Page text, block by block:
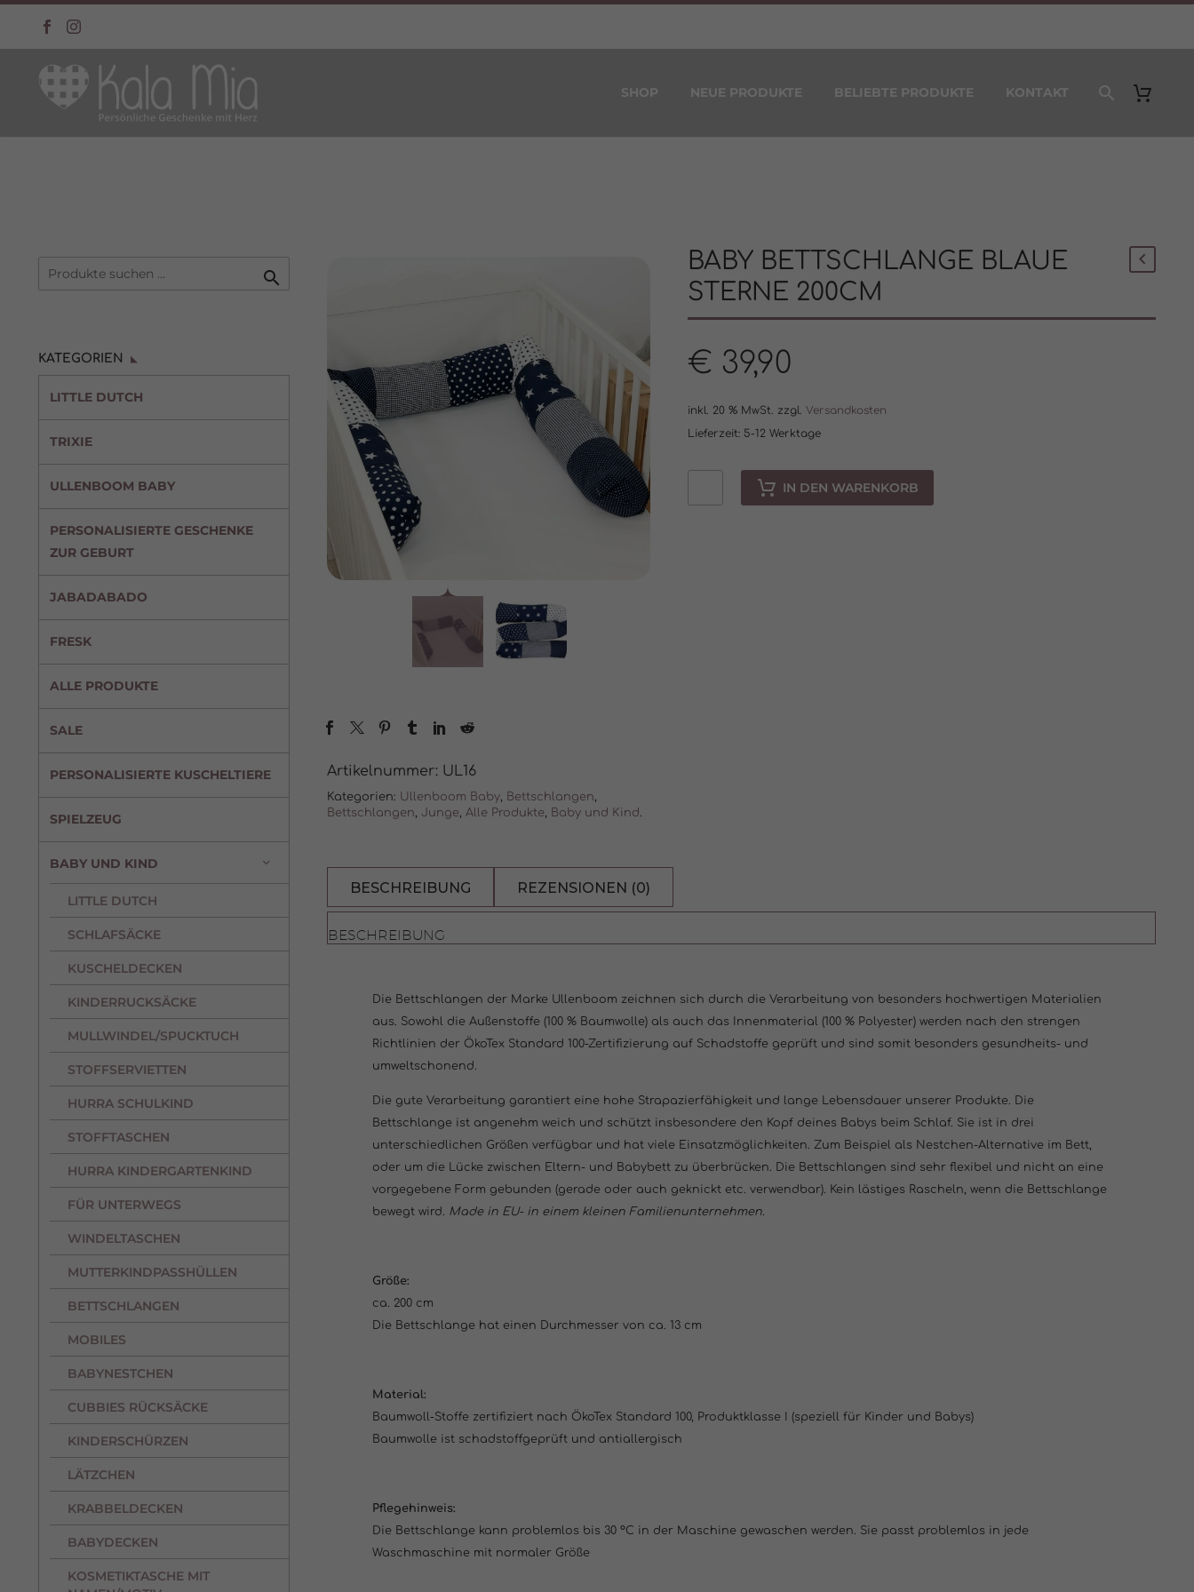
SHOP NEUE PRODUKTE BELIEBTE PRODUKTE KONTAKT
Artikelnummer: UL16
Kategorien: Ullenboom Baby, Bettschlangen,
Bettschlangen, Junge, Alle Produkte, Baby und Kind.
BABY BETTSCHLANGE BLAUE
STERNE 200CM
€ 39,90
inkl. 20 % MwSt. zzgl.Versandkosten
Lieferzeit: 5-12 Werktage
IN DEN WARENKORB
BESCHREIBUNG REZENSIONEN (0)
BESCHREIBUNG
Die Bettschlangen der Marke Ullenboom zeichnen sich durch die Verarbeitung von besonders hochwertigen Materialien
aus. Sowohl die Außenstoffe (100 % Baumwolle) als auch das Innenmaterial (100 % Polyester) werden nach den strengen
Richtlinien der ÖkoTex Standard 100-Zertifizierung auf Schadstoffe geprüft und sind somit besonders gesundheits- und
umweltschonend.
Die gute Verarbeitung garantiert eine hohe Strapazierfähigkeit und lange Lebensdauer unserer Produkte. Die
Bettschlange ist angenehm weich und schützt insbesondere den Kopf deines Babys beim Schlaf. Sie ist in drei
unterschiedlichen Größen verfügbar und hat viele Einsatzmöglichkeiten. Zum Beispiel als Nestchen-Alternative im Bett,
oder um die Lücke zwischen Eltern- und Babybett zu überbrücken. Die Bettschlangen sind sehr flexibel und nicht an eine
vorgegebene Form gebunden (gerade oder auch geknickt etc. verwendbar). Kein lästiges Rascheln, wenn die Bettschlange
bewegt wird. Made in EU- in einem kleinen Familienunternehmen.
Größe:
ca. 200 cm
Die Bettschlange hat einen Durchmesser von ca. 13 cm
Material:
Baumwoll-Stoffe zertifiziert nach ÖkoTex Standard 100, Produktklasse I (speziell für Kinder und Babys)
Baumwolle ist schadstoffgeprüft und antiallergisch
Pflegehinweis:
Die Bettschlange kann problemlos bis 30 °C in der Maschine gewaschen werden. Sie passt problemlos in jede
Waschmaschine mit normaler Größe

KATEGORIEN
LITTLE DUTCH
TRIXIE
ULLENBOOM BABY
PERSONALISIERTE GESCHENKE
ZUR GEBURT
JABADABADO
FRESK
ALLE PRODUKTE
SALE
PERSONALISIERTE KUSCHELTIERE
SPIELZEUG
BABY UND KIND
LITTLE DUTCH
SCHLAFSÄCKE
KUSCHELDECKEN
KINDERRUCKSÄCKE
MULLWINDEL/SPUCKTUCH
STOFFSERVIETTEN
HURRA SCHULKIND
STOFFTASCHEN
HURRA KINDERGARTENKIND
FÜR UNTERWEGS
WINDELTASCHEN
MUTTERKINDPASSHÜLLEN
BETTSCHLANGEN
MOBILES
BABYNESTCHEN
CUBBIES RÜCKSÄCKE
KINDERSCHÜRZEN
LÄTZCHEN
KRABBELDECKEN
BABYDECKEN
KOSMETIKTASCHE MIT